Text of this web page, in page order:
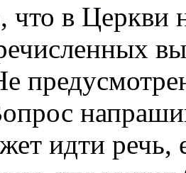
что в Церкви
идти речь,